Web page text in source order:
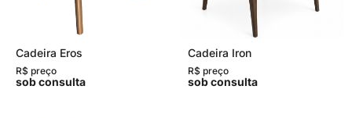
Cadeira Eros
R$ preço
sob consulta
Cadeira Iron
R$ preço
sob consulta